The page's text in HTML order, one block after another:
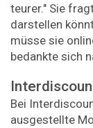
teurer." Sie
darstellen
müsse sie
bedankte sich
Bei
ausgestellte